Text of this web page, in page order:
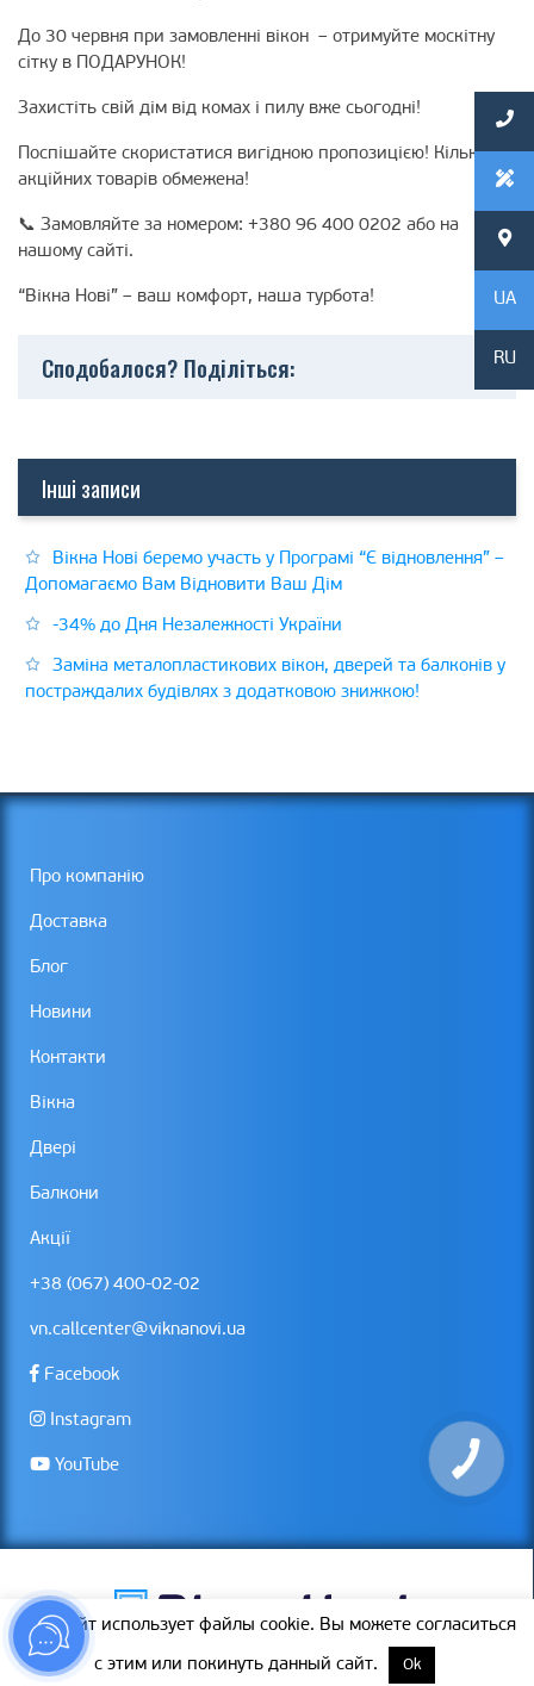
До 30 червня при замовленні вікон – отримуйте москітну
сітку в ПОДАРУНОК!
Захистіть свій дім від комах і пилу вже сьогодні!
Поспішайте скористатися вигідною пропозицією! Кількість
акційних товарів обмежена!
📞 Замовляйте за номером: +380 96 400 0202 або на
нашому сайті.
“Вікна Нові” – ваш комфорт, наша турбота!
Сподобалося? Поділіться:
Інші записи
Вікна Нові беремо участь у Програмі “Є відновлення” –
Допомагаємо Вам Відновити Ваш Дім
-34% до Дня Незалежності України
Заміна металопластикових вікон, дверей та балконів у
постраждалих будівлях з додатковою знижкою!
Про компанію
Доставка
Блог
Новини
Контакти
Вікна
Двері
Балкони
Акції
+38 (067) 400-02-02
vn.callcenter@viknanovi.ua
Facebook
Instagram
YouTube
UA
RU
Этот сайт использует файлы cookie. Вы можете согласиться
с этим или покинуть данный сайт. Ok